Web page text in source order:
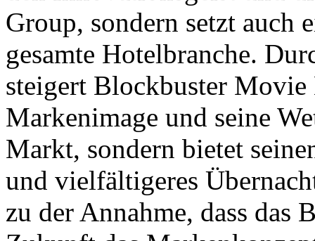
Group, sondern setzt auch
gesamte Hotelbranche.
steigert Blockbuster
Markenimage und seine
Markt, sondern bietet
und vielfältigeres
zu der Annahme, dass